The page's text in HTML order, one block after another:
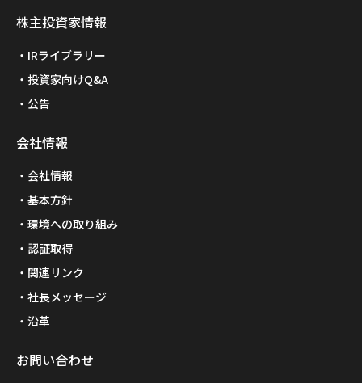
株主投資家情報
IRライブラリー
投資家向けQ&A
公告
会社情報
会社情報
基本方針
環境への取り組み
認証取得
関連リンク
社長メッセージ
沿革
お問い合わせ